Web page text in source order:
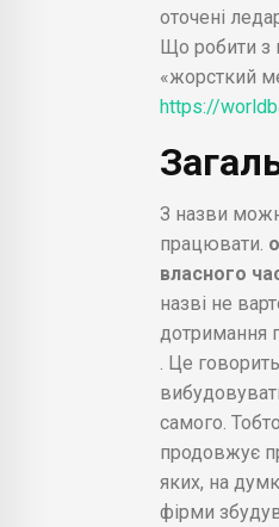
оточені
Що робити з
«жорсткий
https://
З назви
працювати.
власного
назві не
дотримання
. Це
самого.
продовжує
яких, на
фірми